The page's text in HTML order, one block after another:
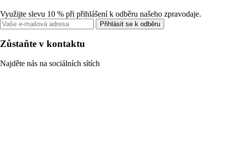
Využijte slevu 10 % při přihlášení k odběru našeho zpravodaje.
Přihlásit se k odběru
Zůstaňte v kontaktu
Najděte nás na sociálních sítích